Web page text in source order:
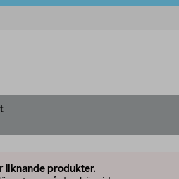
liknande produkter.